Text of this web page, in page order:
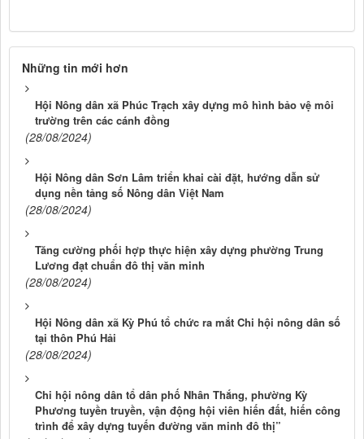
Những tin mới hơn
Hội Nông dân xã Phúc Trạch xây dựng mô hình bảo vệ môi
trường trên các cánh đồng
(28/08/2024)
Hội Nông dân Sơn Lâm triển khai cài đặt, hướng dẫn sử
dụng nền tảng số Nông dân Việt Nam
(28/08/2024)
Tăng cường phối hợp thực hiện xây dựng phường Trung
Lương đạt chuẩn đô thị văn minh
(28/08/2024)
Hội Nông dân xã Kỳ Phú tổ chức ra mắt Chi hội nông dân số
tại thôn Phú Hải
(28/08/2024)
Chi hội nông dân tổ dân phố Nhân Thắng, phường Kỳ
Phương tuyền truyền, vận động hội viên hiến đất, hiến công
trình để xây dựng tuyến đường văn minh đô thị”